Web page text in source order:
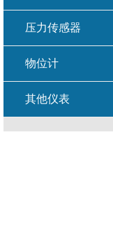
压力传感器
物位计
其他仪表